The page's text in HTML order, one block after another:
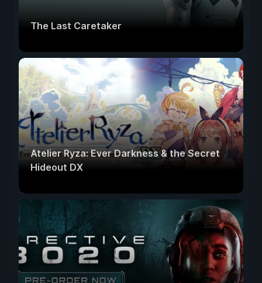
The Last Caretaker
Atelier Ryza: Ever Darkness & the Secret
Hideout DX